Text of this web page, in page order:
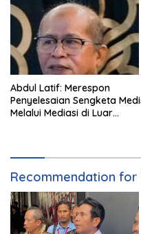
Abdul Latif: Merespon
Penyelesaian Sengketa
Melalui Mediasi di Luar
Recommendation for